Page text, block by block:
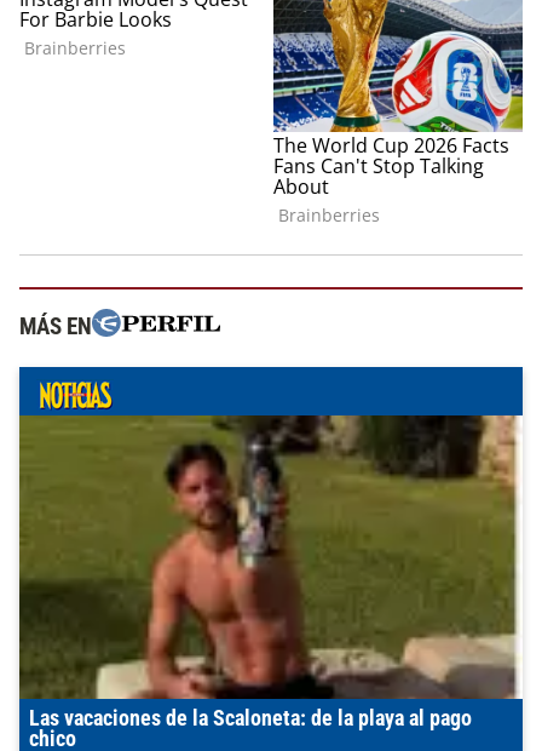
MÁS EN
Las vacaciones de la Scaloneta: de la playa al pago
chico